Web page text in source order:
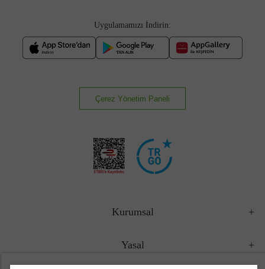
Uygulamamızı İndirin:
Çerez Yönetim Paneli
Kurumsal
Yasal